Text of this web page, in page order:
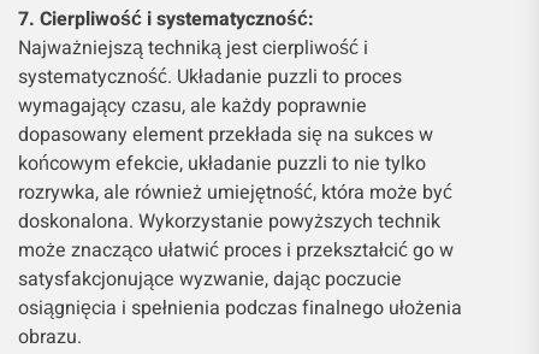
7. Cierpliwość i systematyczność:
Najważniejszą techniką jest cierpliwość i
systematyczność. Układanie puzzli to proces
wymagający czasu, ale każdy poprawnie
dopasowany element przekłada się na sukces w
końcowym efekcie, układanie puzzli to nie tylko
rozrywka, ale również umiejętność, która może być
doskonalona. Wykorzystanie powyższych technik
może znacząco ułatwić proces i przekształcić go w
satysfakcjonujące wyzwanie, dając poczucie
osiągnięcia i spełnienia podczas finalnego ułożenia
obrazu.